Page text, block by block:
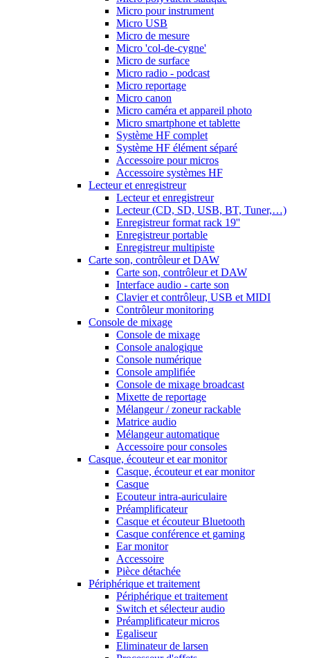
Micro pour instrument
Micro USB
Micro de mesure
Micro 'col-de-cygne'
Micro de surface
Micro radio - podcast
Micro reportage
Micro canon
Micro caméra et appareil photo
Micro smartphone et tablette
Système HF complet
Système HF élément séparé
Accessoire pour micros
Accessoire systèmes HF
Lecteur et enregistreur
Lecteur et enregistreur
Lecteur (CD, SD, USB, BT, Tuner,…)
Enregistreur format rack 19''
Enregistreur portable
Enregistreur multipiste
Carte son, contrôleur et DAW
Carte son, contrôleur et DAW
Interface audio - carte son
Clavier et contrôleur, USB et MIDI
Contrôleur monitoring
Console de mixage
Console de mixage
Console analogique
Console numérique
Console amplifiée
Console de mixage broadcast
Mixette de reportage
Mélangeur / zoneur rackable
Matrice audio
Mélangeur automatique
Accessoire pour consoles
Casque, écouteur et ear monitor
Casque, écouteur et ear monitor
Casque
Ecouteur intra-auriculaire
Préamplificateur
Casque et écouteur Bluetooth
Casque conférence et gaming
Ear monitor
Accessoire
Pièce détachée
Périphérique et traitement
Périphérique et traitement
Switch et sélecteur audio
Préamplificateur micros
Egaliseur
Eliminateur de larsen